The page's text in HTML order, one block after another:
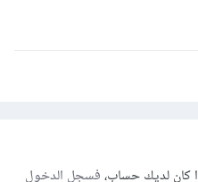
كان لديك حساب،فسجل الدخول